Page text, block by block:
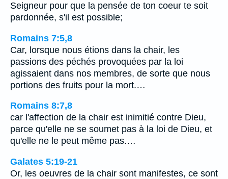
Seigneur pour que la pensée de ton coeur te soit
pardonnée, s'il est possible;
Romains 7:5,8
Car, lorsque nous étions dans la chair, les
passions des péchés provoquées par la loi
agissaient dans nos membres, de sorte que nous
portions des fruits pour la mort.…
Romains 8:7,8
car l'affection de la chair est inimitié contre Dieu,
parce qu'elle ne se soumet pas à la loi de Dieu, et
qu'elle ne le peut même pas.…
Galates 5:19-21
Or, les oeuvres de la chair sont manifestes, ce sont